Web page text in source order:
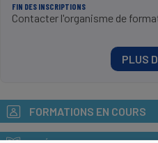
FIN DES INSCRIPTIONS
Contacter l'organisme de
PLUS
FORMATIONS EN COURS